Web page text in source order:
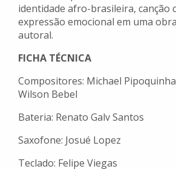
identidade afro-brasileira, canção
expressão emocional em uma
autoral.
FICHA TÉCNICA
Compositores: Michael
Wilson Bebel
Bateria: Renato Galv Santos
Saxofone: Josué Lopez
Teclado: Felipe Viegas